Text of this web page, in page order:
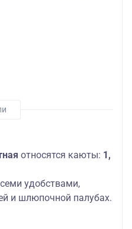
относятся каюты: 1,
удобствами,
и шлюпочной палубах.